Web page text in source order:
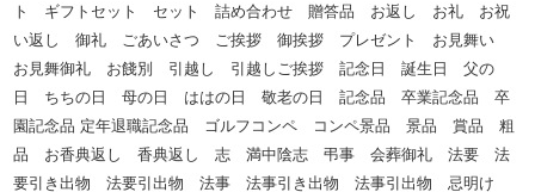
ト ギフトセット セット 詰め合わせ 贈答品 お返し お礼 お祝
い返し 御礼 ごあいさつ ご挨拶 御挨拶 プレゼント お見舞い
お見舞御礼 お餞別 引越し 引越しご挨拶 記念日 誕生日 父の
日 ちちの日 母の日 ははの日 敬老の日 記念品 卒業記念品 卒
園記念品 定年退職記念品 ゴルフコンペ コンペ景品 景品 賞品 粗
品 お香典返し 香典返し 志 満中陰志 弔事 会葬御礼 法要 法
要引き出物 法要引出物 法事 法事引き出物 法事引出物 忌明け